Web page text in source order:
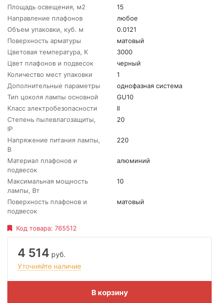
Площадь освещения, м2
15
Направление плафонов
любое
Объем упаковки, куб. м
0.0121
Поверхность арматуры
матовый
Цветовая температура, K
3000
Цвет плафонов и подвесок
черный
Количество мест упаковки
1
Дополнительные параметры
однофазная система
Тип цоколя лампы основной
GU10
Класс электробезопасности
II
Степень пылевлагозащиты,
IP
20
Напряжение питания лампы,
В
220
Материал плафонов и
подвесок
алюминий
Максимальная мощность
лампы, Вт
10
Поверхность плафонов и
подвесок
матовый
Код товара: 765512
4 514 руб.
Уточняйте наличие
В корзину